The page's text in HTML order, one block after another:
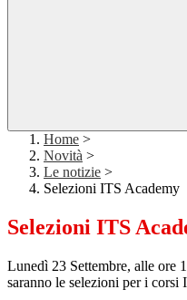
Home >
Novità >
Le notizie >
Selezioni ITS Academy
Selezioni ITS
Lunedì 23 Settembre, alle ore
saranno le selezioni per i corsi